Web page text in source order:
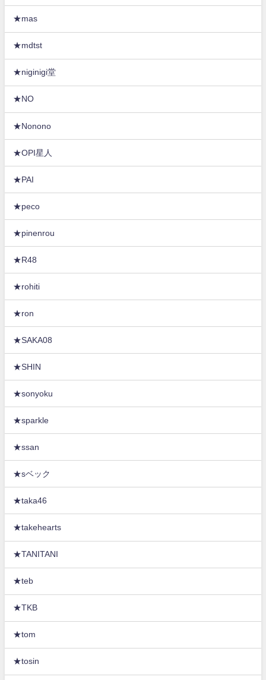
★mas
★mdtst
★niginigi堂
★NO
★Nonono
★OPI星人
★PAI
★peco
★pinenrou
★R48
★rohiti
★ron
★SAKA08
★SHIN
★sonyoku
★sparkle
★ssan
★sベック
★taka46
★takehearts
★TANITANI
★teb
★TKB
★tom
★tosin